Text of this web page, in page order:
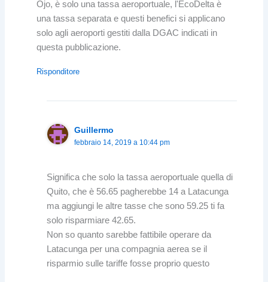
Ojo, è solo una tassa aeroportuale, l'EcoDelta è
una tassa separata e questi benefici si applicano
solo agli aeroporti gestiti dalla DGAC indicati in
questa pubblicazione.
Risponditore
Guillermo
febbraio 14, 2019 a 10:44 pm
Significa che solo la tassa aeroportuale quella di
Quito, che è 56.65 pagherebbe 14 a Latacunga
ma aggiungi le altre tasse che sono 59.25 ti fa
solo risparmiare 42.65.
Non so quanto sarebbe fattibile operare da
Latacunga per una compagnia aerea se il
risparmio sulle tariffe fosse proprio questo